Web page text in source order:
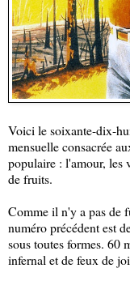
Voici le soixante-dix-
mensuelle consacrée
populaire : l'amour, les
de fruits.
Comme il n'y a pas de
numéro précédent est
sous toutes formes. 60
infernal et de feux de